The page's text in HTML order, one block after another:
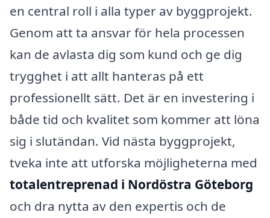
en central roll i alla typer av byggprojekt.
Genom att ta ansvar för hela processen
kan de avlasta dig som kund och ge dig
trygghet i att allt hanteras på ett
professionellt sätt. Det är en investering i
både tid och kvalitet som kommer att löna
sig i slutändan. Vid nästa byggprojekt,
tveka inte att utforska möjligheterna med
totalentreprenad i Nordöstra Göteborg
och dra nytta av den expertis och de